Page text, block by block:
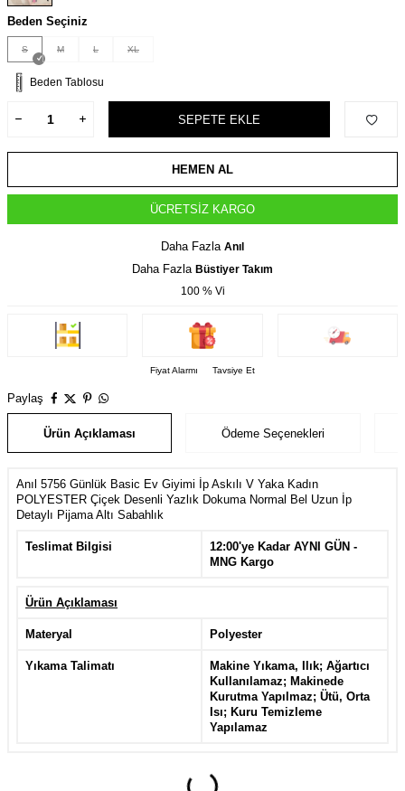
Beden Seçiniz
S M L XL
Beden Tablosu
SEPETE EKLE
HEMEN AL
ÜCRETSIZ KARGO
Daha Fazla Anıl
Daha Fazla Büstiyer Takım
100 % Vi
Fiyat Alarmı Tavsiye Et
Paylaş
Ürün Açıklaması Ödeme Seçenekleri
Anıl 5756 Günlük Basic Ev Giyimi İp Askılı V Yaka Kadın
POLYESTER Çiçek Desenli Yazlık Dokuma Normal Bel Uzun İp
Detaylı Pijama Altı Sabahlık
Teslimat Bilgisi
12:00'ye Kadar AYNI GÜN -
MNG Kargo
Ürün Açıklaması
Materyal Polyester
Yıkama Talimatı
Makine Yıkama, Ilık; Ağartıcı
Kullanılamaz; Makinede
Kurutma Yapılmaz; Ütü, Orta
Isı; Kuru Temizleme
Yapılamaz